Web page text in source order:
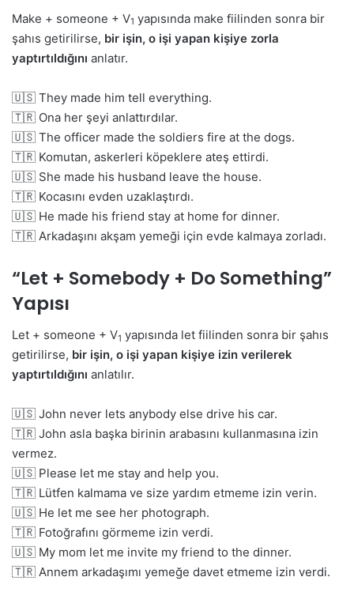
Make + someone + V1 yapısında make fiilinden sonra bir
şahıs getirilirse, bir işin, o işi yapan kişiye zorla
yaptırtıldığını anlatır.
🇺🇸 They made him tell everything.
🇹🇷 Ona her şeyi anlattırdılar.
🇺🇸 The officer made the soldiers fire at the dogs.
🇹🇷 Komutan, askerleri köpeklere ateş ettirdi.
🇺🇸 She made his husband leave the house.
🇹🇷 Kocasını evden uzaklaştırdı.
🇺🇸 He made his friend stay at home for dinner.
🇹🇷 Arkadaşını akşam yemeği için evde kalmaya zorladı.
“Let + Somebody + Do Something”
Yapısı
Let + someone + V1 yapısında let fiilinden sonra bir şahıs
getirilirse, bir işin, o işi yapan kişiye izin verilerek
yaptırtıldığını anlatılır.
🇺🇸 John never lets anybody else drive his car.
🇹🇷 John asla başka birinin arabasını kullanmasına izin
vermez.
🇺🇸 Please let me stay and help you.
🇹🇷 Lütfen kalmama ve size yardım etmeme izin verin.
🇺🇸 He let me see her photograph.
🇹🇷 Fotoğrafını görmeme izin verdi.
🇺🇸 My mom let me invite my friend to the dinner.
🇹🇷 Annem arkadaşımı yemeğe davet etmeme izin verdi.